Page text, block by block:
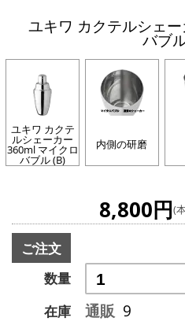
ユキワ カクテルシェ
バブ
ユキワ カクテ
ルシェーカー
360ml マイクロ
バブル (B)
内側の研磨
8,800円(
ご注文
数量
在庫
通販 9